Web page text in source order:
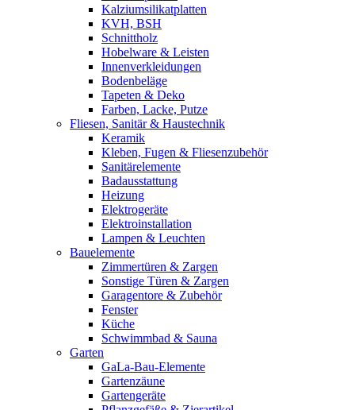
Kalziumsilikatplatten
KVH, BSH
Schnittholz
Hobelware & Leisten
Innenverkleidungen
Bodenbeläge
Tapeten & Deko
Farben, Lacke, Putze
Fliesen, Sanitär & Haustechnik
Keramik
Kleben, Fugen & Fliesenzubehör
Sanitärelemente
Badausstattung
Heizung
Elektrogeräte
Elektroinstallation
Lampen & Leuchten
Bauelemente
Zimmertüren & Zargen
Sonstige Türen & Zargen
Garagentore & Zubehör
Fenster
Küche
Schwimmbad & Sauna
Garten
GaLa-Bau-Elemente
Gartenzäune
Gartengeräte